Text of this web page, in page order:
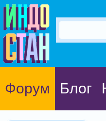
Форум Блог